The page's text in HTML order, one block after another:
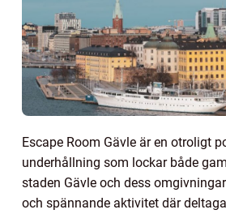
Escape Room Gävle är en otroligt
underhållning som lockar både
staden Gävle och dess
och spännande aktivitet där